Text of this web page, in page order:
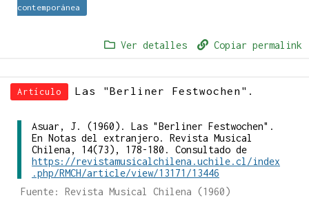
contemporánea
Ver detalles Copiar permalink
Artículo Las "Berliner Festwochen".
Asuar, J. (1960). Las "Berliner Festwochen".
En Notas del extranjero. Revista Musical
Chilena, 14(73), 178-180. Consultado de
https://revistamusicalchilena.uchile.cl/index
.php/RMCH/article/view/13171/13446
Fuente: Revista Musical Chilena (1960)